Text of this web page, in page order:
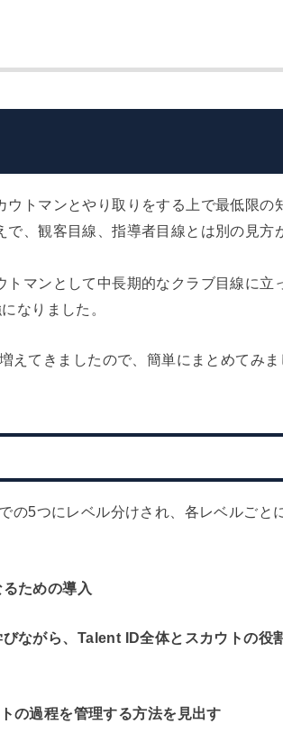
トマンとやり取りをする上で最低限の
、観客目線、指導者目線とは別の見方
マンとして中長期的なクラブ目線に立
なりました。
えてきましたので、簡単にまとめてみま
の5つにレベル分けされ、各レベルごと
ための導入
ながら、Talent ID全体とスカウトの役
の過程を管理する方法を見出す